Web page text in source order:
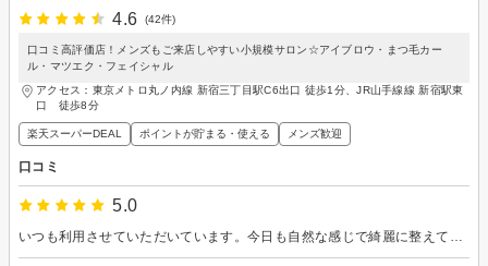
4.6
(42件)
口コミ高評価店！メンズもご来店しやすい小規模サロン☆アイブロウ・まつ毛カー
ル・マツエク・フェイシャル
アクセス：東京メトロ丸ノ内線 新宿三丁目駅C6出口 徒歩1分、JR山手線線 新宿駅東
口 徒歩8分
楽天スーパーDEAL ポイントが貯まる・使える メンズ歓迎
口コミ
5.0